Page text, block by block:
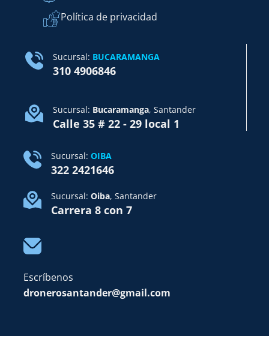
Política de privacidad
Sucursal: BUCARAMANGA
310 4906846
Sucursal: Bucaramanga, Santander
Calle 35 # 22 - 29 local 1
Sucursal: OIBA
322 2421646
Sucursal: Oiba, Santander
Carrera 8 con 7
Escríbenos
dronerosantander@gmail.com